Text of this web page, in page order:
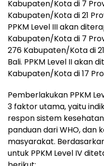
Kabupaten/Kota di 7
Kabupaten/Kota di 21
PPKM Level III akan
Kabupaten/Kota di 7
276 Kabupaten/Kota di
Bali. PPKM Level II akan
Kabupaten/Kota di 17
Pemberlakukan PPKM
3 faktor utama, yaitu
respon sistem
panduan dari WHO, dan
masyarakat.
untuk PPKM Level IV